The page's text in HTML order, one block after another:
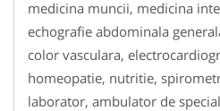
medicina muncii, medicina
echografie abdominala
color vasculara,
homeopatie, nutritie,
laborator, ambulator de